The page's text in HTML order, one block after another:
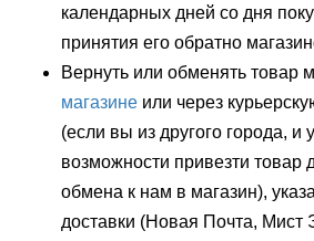
календарных дней со дня
принятия его обратно
Вернуть или обменять товар
магазине или через
(если вы из другого города, и
возможности привезти товар
обмена к нам в магазин),
доставки (Новая Почта, Мист